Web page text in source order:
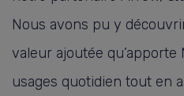
Nous avons pu y
valeur ajoutée
usages quotidien tout en